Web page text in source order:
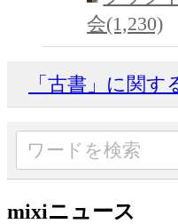
会(1,230)
「古書」に関
mixiニュース